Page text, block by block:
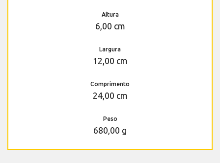
Altura
6,00 cm
Largura
12,00 cm
Comprimento
24,00 cm
Peso
680,00 g